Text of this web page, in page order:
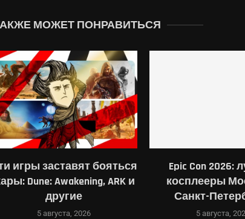
МОЖЕТ ПОНРАВИТЬСЯ
игры заставят бояться
Dune: Awakening, ARK и
другие
5 августа, 2026
Epic Con 2026:
косплееры
Санкт-
5 августа,